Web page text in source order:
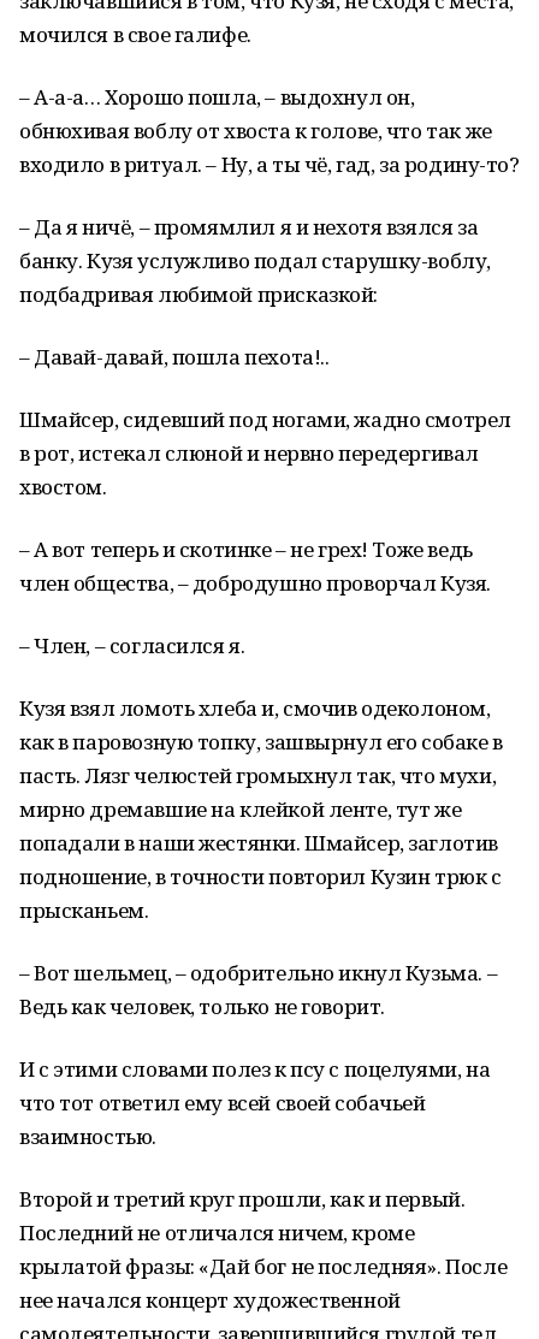
мочился в свое галифе.
– А-а-а… Хорошо пошла, – выдохнул он,
обнюхивая воблу от хвоста к голове, что так же
входило в ритуал. – Ну, а ты чё, гад, за родину-то?
– Да я ничё, – промямлил я и нехотя взялся за
банку. Кузя услужливо подал старушку-воблу,
подбадривая любимой присказкой:
– Давай-давай, пошла пехота!..
Шмайсер, сидевший под ногами, жадно смотрел
в рот, истекал слюной и нервно передергивал
хвостом.
– А вот теперь и скотинке – не грех! Тоже ведь
член общества, – добродушно проворчал Кузя.
– Член, – согласился я.
Кузя взял ломоть хлеба и, смочив одеколоном,
как в паровозную топку, зашвырнул его собаке в
пасть. Лязг челюстей громыхнул так, что мухи,
мирно дремавшие на клейкой ленте, тут же
попадали в наши жестянки. Шмайсер, заглотив
подношение, в точности повторил Кузин трюк с
прысканьем.
– Вот шельмец, – одобрительно икнул Кузьма. –
Ведь как человек, только не говорит.
И с этими словами полез к псу с поцелуями, на
что тот ответил ему всей своей собачьей
взаимностью.
Второй и третий круг прошли, как и первый.
Последний не отличался ничем, кроме
крылатой фразы: «Дай бог не последняя». После
нее начался концерт художественной